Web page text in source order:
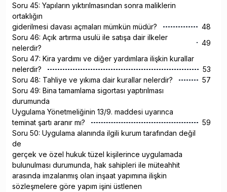
Soru 45: Yapıların yıktırılmasından sonra maliklerin
ortaklığın
giderilmesi davası açmaları mümkün müdür?
48
Soru 46: Açık artırma usulü ile satışa dair ilkeler
nelerdir?
49
Soru 47: Kira yardımı ve diğer yardımlara ilişkin kurallar
nelerdir?
53
Soru 48: Tahliye ve yıkıma dair kurallar nelerdir?
57
Soru 49: Bina tamamlama sigortası yaptırılması
durumunda
Uygulama Yönetmeliğinin 13/9. maddesi uyarınca
teminat şartı aranır mı?
59
Soru 50: Uygulama alanında ilgili kurum tarafından değil
de
gerçek ve özel hukuk tüzel kişilerince uygulamada
bulunulması durumunda, hak sahipleri ile müteahhit
arasında imzalanmış olan inşaat yapımına ilişkin
sözleşmelere göre yapım işini üstlenen